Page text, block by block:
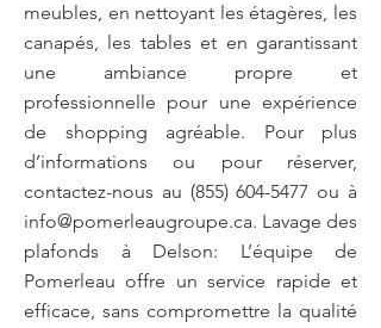
meubles, en nettoyant les étagères, les
canapés, les tables et en garantissant
une ambiance propre et
professionnelle pour une expérience
de shopping agréable. Pour plus
d’informations ou pour réserver,
contactez-nous au (855) 604-5477 ou à
info@pomerleaugroupe.ca. Lavage des
plafonds à Delson: L’équipe de
Pomerleau offre un service rapide et
efficace, sans compromettre la qualité